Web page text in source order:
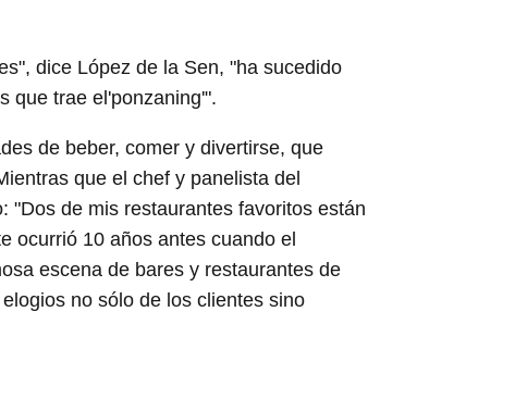
dice López de la Sen, "ha sucedido
que trae el'ponzaning'".
de beber, comer y divertirse, que
que el chef y panelista del
"Dos de mis restaurantes favoritos están
ocurrió 10 años antes cuando el
escena de bares y restaurantes de
no sólo de los clientes sino